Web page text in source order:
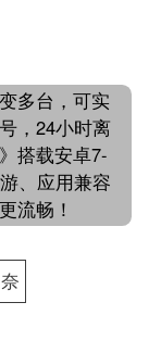
多台，可实
，24小时离
搭载安卓7-
、应用兼容
流畅！